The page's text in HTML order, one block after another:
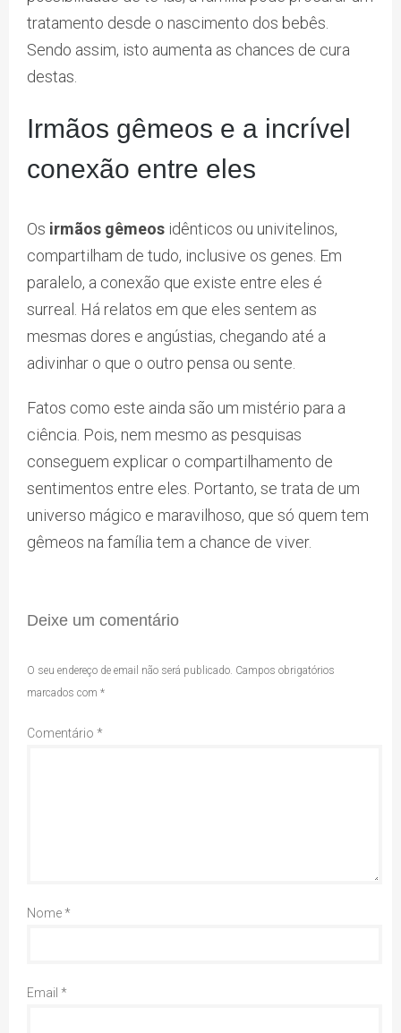
tratamento desde o nascimento dos bebês.
Sendo assim, isto aumenta as chances de cura
destas.
Irmãos gêmeos e a incrível
conexão entre eles
Os irmãos gêmeos idênticos ou univitelinos,
compartilham de tudo, inclusive os genes. Em
paralelo, a conexão que existe entre eles é
surreal. Há relatos em que eles sentem as
mesmas dores e angústias, chegando até a
adivinhar o que o outro pensa ou sente.
Fatos como este ainda são um mistério para a
ciência. Pois, nem mesmo as pesquisas
conseguem explicar o compartilhamento de
sentimentos entre eles. Portanto, se trata de um
universo mágico e maravilhoso, que só quem tem
gêmeos na família tem a chance de viver.
Deixe um comentário
O seu endereço de email não será publicado. Campos obrigatórios
marcados com *
Comentário *
Nome*
Email *